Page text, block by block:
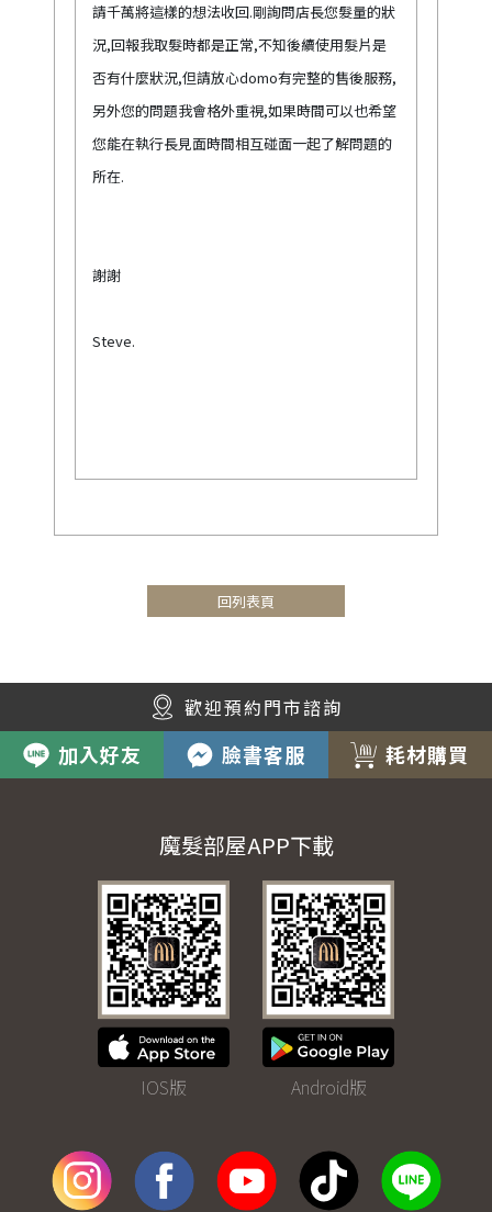
請千萬將這樣的想法收回.剛詢問店長您髮量的狀
況,回報我取髮時都是正常,不知後續使用髮片是
否有什麼狀況,但請放心domo有完整的售後服務,
另外您的問題我會格外重視,如果時間可以也希望
您能在執行長見面時間相互碰面一起了解問題的
所在.
謝謝
Steve.
回列表頁
歡迎預約門市諮詢
加入好友 臉書客服 耗材購買
魔髮部屋APP下載
IOS版 Android版